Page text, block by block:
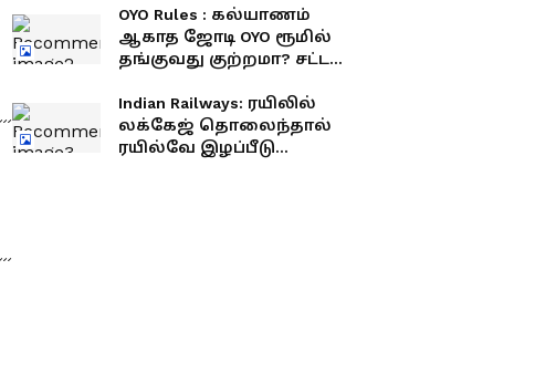
அடுத்த ஷாக்!
OYO Rules : கல்யாணம்
ஆகாத ஜோடி OYO ரூமில்
தங்குவது குற்றமா? சட்டம்
Indian Railways: ரயிலில்
லக்கேஜ் தொலைந்தால்
ரயில்வே இழப்பீடு